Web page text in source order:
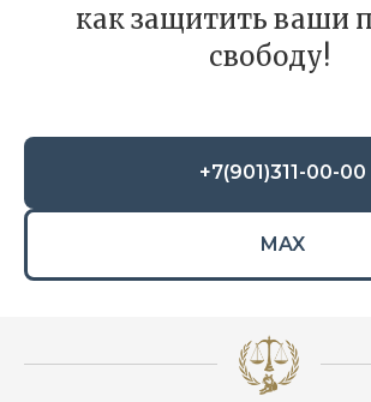
как защитить ваши
свободу!
+7(901)311-00-00
MAX